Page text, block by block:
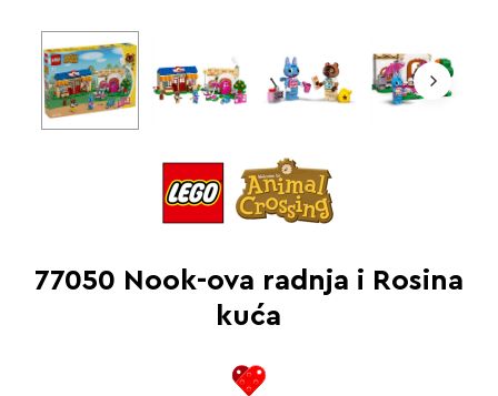
77050 Nook-ova radnja i Rosina
kuća